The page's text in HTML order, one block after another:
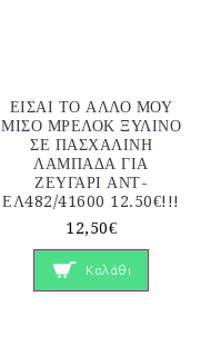
ΕΙΣΑΙ ΤΟ ΑΛΛΟ ΜΟΥ
ΜΙΣΟ ΜΡΕΛΟΚ ΞΥΛΙΝΟ
ΣΕ ΠΑΣΧΑΛΙΝΗ
ΛΑΜΠΑΔΑ ΓΙΑ
ΖΕΥΓΑΡΙ ΑΝΤ-
ΕΛ482/41600 12.50€!!!
12,50€
Καλάθι